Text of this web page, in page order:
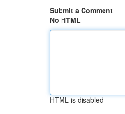
Submit a Comment
No HTML
HTML is disabled